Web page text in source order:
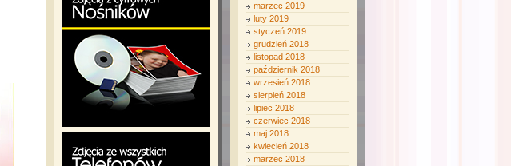
marzec 2019
luty 2019
styczeń 2019
grudzień 2018
listopad 2018
październik 2018
wrzesień 2018
sierpień 2018
lipiec 2018
czerwiec 2018
maj 2018
kwiecień 2018
marzec 2018